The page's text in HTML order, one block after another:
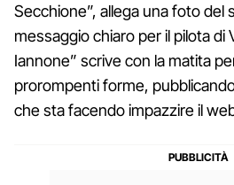
Secchione”, allega una foto del
messaggio chiaro per il pilota di
Iannone” scrive con la matita
prorompenti forme,
che sta facendo impazzire il